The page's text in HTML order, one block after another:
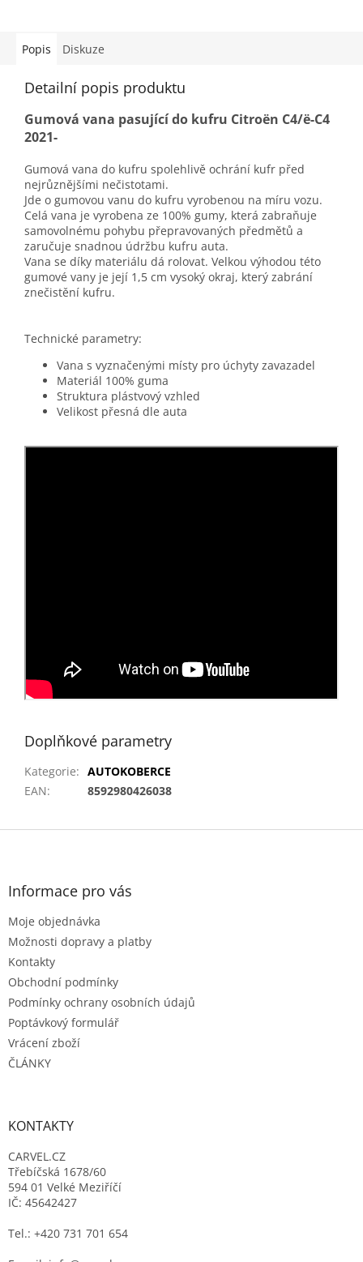
Popis Diskuze
Detailní popis produktu
Gumová vana pasující do kufru Citroën C4/ë-C4
2021-
Gumová vana do kufru spolehlivě ochrání kufr před
nejrůznějšími nečistotami.
Jde o gumovou vanu do kufru vyrobenou na míru vozu.
Celá vana je vyrobena ze 100% gumy, která zabraňuje
samovolnému pohybu přepravovaných předmětů a
zaručuje snadnou údržbu kufru auta.
Vana se díky materiálu dá rolovat. Velkou výhodou této
gumové vany je její 1,5 cm vysoký okraj, který zabrání
znečistění kufru.
Technické parametry:
Vana s vyznačenými místy pro úchyty zavazadel
Materiál 100% guma
Struktura plástvový vzhled
Velikost přesná dle auta
Doplňkové parametry
Kategorie: AUTOKOBERCE
EAN: 8592980426038
Z
Informace pro vás
Moje objednávka
Možnosti dopravy a platby
Kontakty
Obchodní podmínky
Podmínky ochrany osobních údajů
Poptávkový formulář
Vrácení zboží
ČLÁNKY
KONTAKTY
CARVEL.CZ
Třebíčská 1678/60
594 01 Velké Meziříčí
IČ: 45642427
Tel.: +420 731 701 654